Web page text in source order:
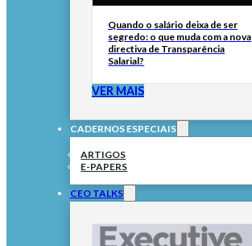
Quando o salário deixa de ser
segredo: o que muda com a nova
directiva de Transparência
Salarial?
VER MAIS
CADERNOS ESPECIAIS
ARTIGOS
E-PAPERS
CEO TALKS